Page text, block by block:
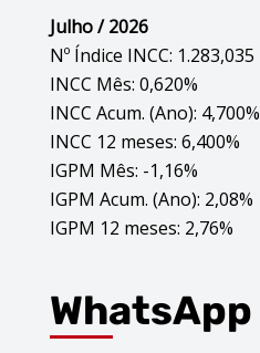
Julho / 2026
Nº Índice INCC: 1.283,035
INCC Mês: 0,620%
INCC Acum. (Ano): 4,700%
INCC 12 meses: 6,400%
IGPM Mês: -1,16%
IGPM Acum. (Ano): 2,08%
IGPM 12 meses: 2,76%
WhatsApp